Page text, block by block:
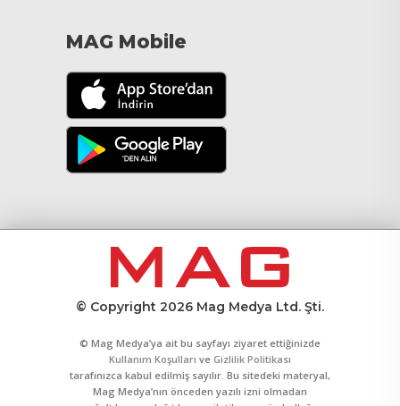
MAG Mobile
© Copyright 2026 Mag Medya Ltd. Şti.
© Mag Medya’ya ait bu sayfayı ziyaret ettiğinizde
Kullanım Koşulları ve Gizlilik Politikası
tarafınızca kabul edilmiş sayılır. Bu sitedeki materyal,
Mag Medya’nın önceden yazılı izni olmadan